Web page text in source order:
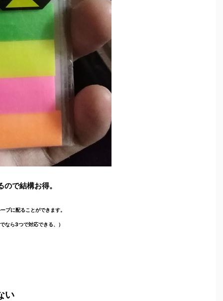
で結構お得。
プに配ることができます。
なら3つで対応できる、）
い